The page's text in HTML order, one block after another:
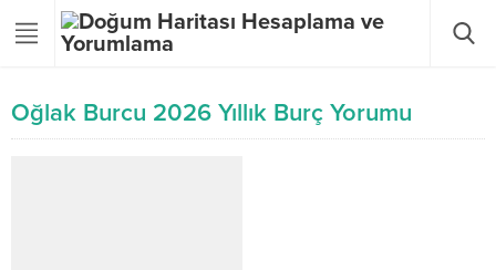
Oğlak Burcu 2026 Yıllık Burç Yorumu